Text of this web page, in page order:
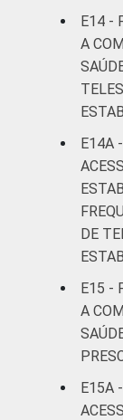
E14 -
A
E14A
DE
E15 -
A
E15A